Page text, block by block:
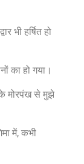
भी हर्षित हो
का हो गया।
के मोरपंख से मुझे
में, कभी